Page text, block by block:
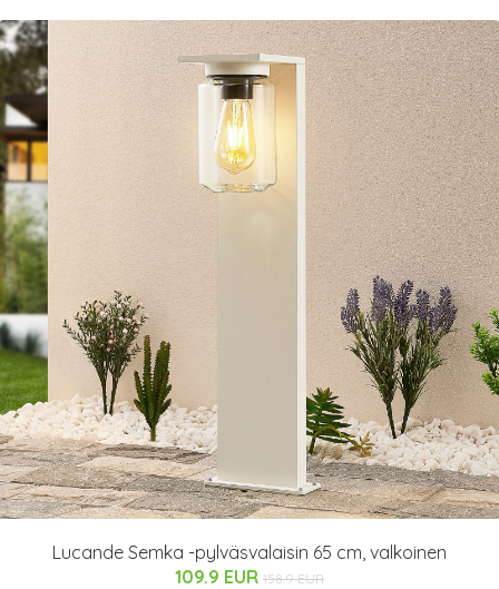
Lucande Semka -pylväsvalaisin 65 cm, valkoinen
109.9 EUR 158.9 EUR